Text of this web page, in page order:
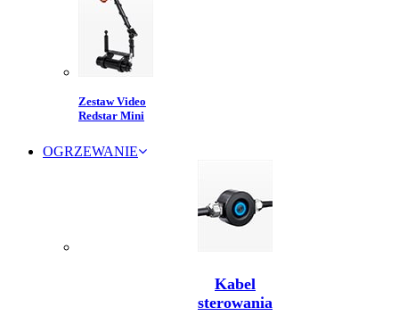
Zestaw Video
Redstar Mini
OGRZEWANIE
Kabel
sterowania